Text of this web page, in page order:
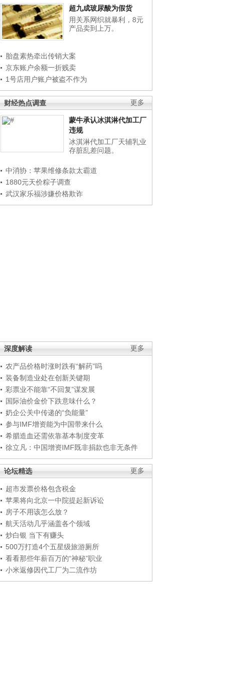
超九成玻尿酸为假货
用关系网织就暴利，8元
产品卖到上万。
胎盘素热牵出传销大案
京东账户余额一折贱卖
1号店用户账户被盗不作为
更多
财经热点调查
蒙牛承认冰淇淋代加工厂
违规
冰淇淋代加工厂天辅乳业
存脏乱差问题。
中消协：苹果维修条款太霸道
1880元天价粽子调查
武汉家乐福涉嫌价格欺诈
更多
深度解读
农产品价格时涨时跌有“解药”吗
装备制造业处在创新关键期
彩票业不能靠“不回复”谋发展
国际油价金价下跌意味什么？
奶企公关中传递的“负能量”
参与IMF增资能为中国带来什么
希腊造血还需依靠基本制度变革
徐立凡：中国增资IMF既非捐款也非无条件
更多
论坛精选
超市发票价格包含税金
苹果将向北京一中院提起新诉讼
房子不用该怎么放？
航天活动几乎涵盖各个领域
炒白银 当下有赚头
500万打造4个五星级旅游厕所
看看那些年薪百万的“神秘”职业
小米返修因代工厂为二流作坊